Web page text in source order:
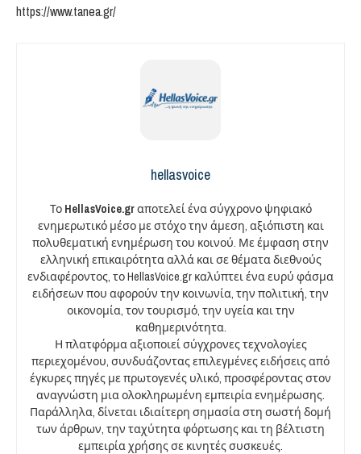
https://www.tanea.gr/
hellasvoice
Το HellasVoice.grαποτελεί ένα σύγχρονο ψηφιακό
ενημερωτικό μέσο με στόχο την άμεση, αξιόπιστη και
πολυθεματική ενημέρωση του κοινού. Με έμφαση στην
ελληνική επικαιρότητα αλλά και σε θέματα διεθνούς
ενδιαφέροντος, το HellasVoice.gr καλύπτει ένα ευρύ φάσμα
ειδήσεων που αφορούν την κοινωνία, την πολιτική, την
οικονομία, τον τουρισμό, την υγεία και την
καθημερινότητα.
Η πλατφόρμα αξιοποιεί σύγχρονες τεχνολογίες
περιεχομένου, συνδυάζοντας επιλεγμένες ειδήσεις από
έγκυρες πηγές με πρωτογενές υλικό, προσφέροντας στον
αναγνώστη μια ολοκληρωμένη εμπειρία ενημέρωσης.
Παράλληλα, δίνεται ιδιαίτερη σημασία στη σωστή δομή
των άρθρων, την ταχύτητα φόρτωσης και τη βέλτιστη
εμπειρία χρήσης σε κινητές συσκευές.